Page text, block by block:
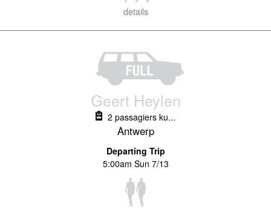
details
Geert Heylen
2 passagiers ku...
Antwerp
Departing Trip
5:00am Sun 7/13